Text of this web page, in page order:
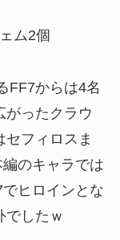
ム2個
FF7からは4名
がったクラウ
セフィロスま
のキャラでは
ヒロインとな
でしたｗ